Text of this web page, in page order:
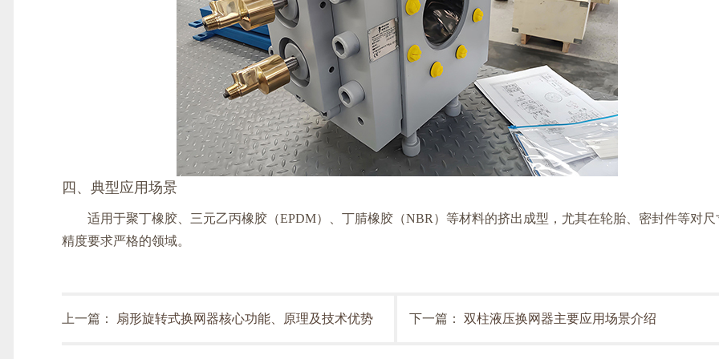
四、典型应用场景
适用于聚丁橡胶、三元乙丙橡胶（EPDM）、丁腈橡胶（NBR）等材料的挤出成型，尤其在轮胎、密封件等对尺
精度要求严格的领域。
上一篇： 扇形旋转式换网器核心功能、原理及技术优势 下一篇：双柱液压换网器主要应用场景介绍